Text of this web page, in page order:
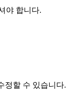
야 합니다.
정할 수 있습니다.